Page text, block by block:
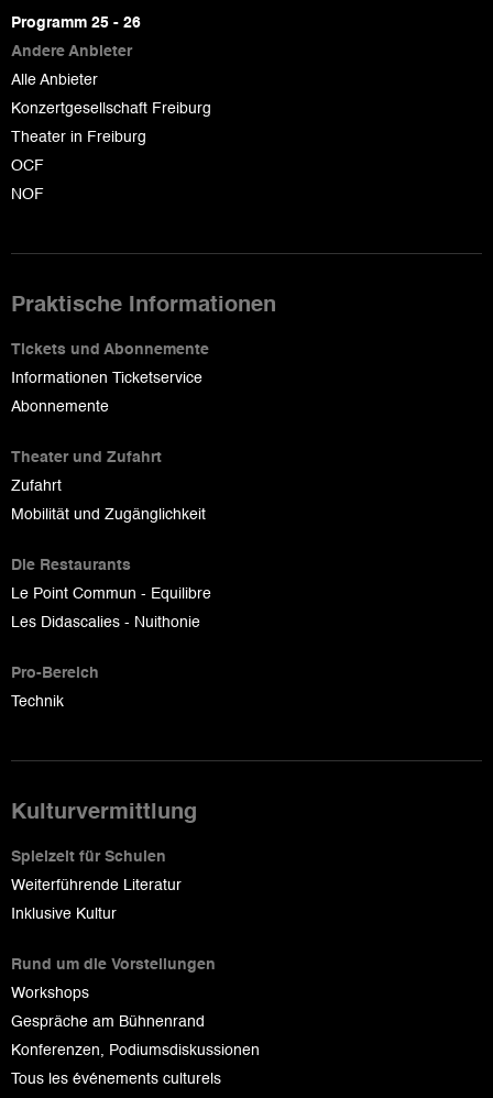
page
Programm 25 - 26
Andere Anbieter
Alle Anbieter
Konzertgesellschaft Freiburg
Theater in Freiburg
OCF
NOF
Praktische Informationen
Tickets und Abonnemente
Informationen Ticketservice
Abonnemente
Theater und Zufahrt
Zufahrt
Mobilität und Zugänglichkeit
Die Restaurants
Le Point Commun - Equilibre
Les Didascalies - Nuithonie
Pro-Bereich
Technik
Kulturvermittlung
Spielzeit für Schulen
Weiterführende Literatur
Inklusive Kultur
Rund um die Vorstellungen
Workshops
Gespräche am Bühnenrand
Konferenzen, Podiumsdiskussionen
Tous les événements culturels